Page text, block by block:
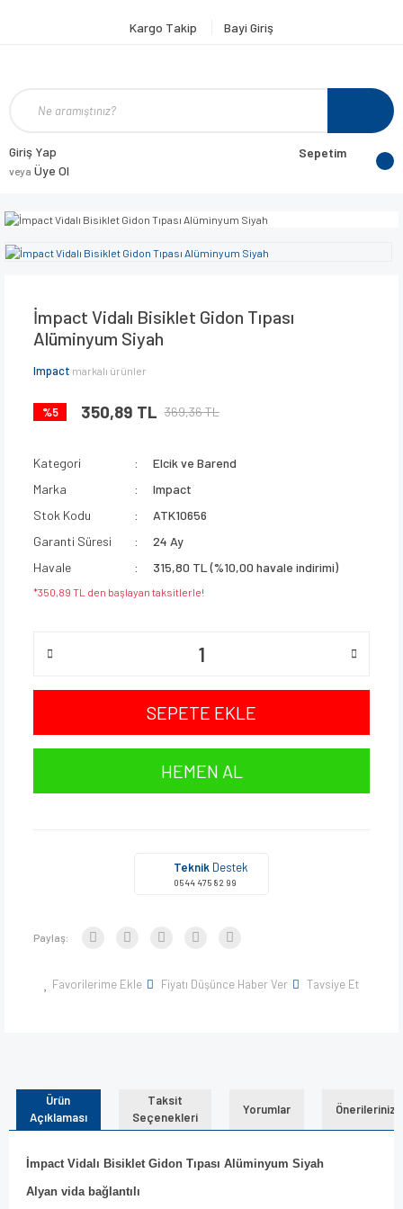
Kargo Takip Bayi Giriş
Giriş Yap
veya Üye Ol
Sepetim
İmpact Vidalı Bisiklet Gidon Tıpası
Alüminyum Siyah
Impact markalı ürünler
%5 350,89 TL 369,36 TL
Kategori
Elcik ve Barend
Marka
Impact
Stok Kodu
ATK10656
Garanti Süresi
24 Ay
Havale
315,80 TL (%10,00 havale indirimi)
*350,89 TL den başlayan taksitlerle!
SEPETE EKLE
HEMEN AL
Teknik Destek
0544 475 82 99
Paylaş:
Favorilerime Ekle Fiyatı Düşünce Haber Ver Tavsiye Et
Ürün
Açıklaması
Taksit
Seçenekleri
Yorumlar Önerileriniz
İmpact Vidalı Bisiklet Gidon Tıpası Alüminyum Siyah
Alyan vida bağlantılı